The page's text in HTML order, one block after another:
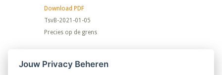
Download PDF
TsvB-2021-01-05
Precies op de grens
Nieuwsbrief
Jouw Privacy Beheren